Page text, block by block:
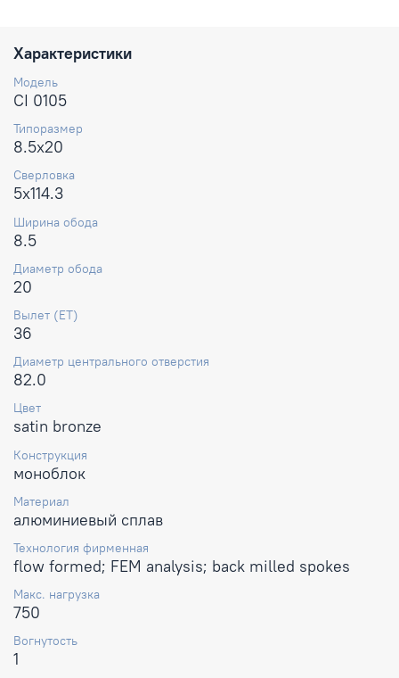
Характеристики
Модель
CI 0105
Типоразмер
8.5x20
Сверловка
5x114.3
Ширина обода
8.5
Диаметр обода
20
Вылет (ET)
36
Диаметр центрального отверстия
82.0
Цвет
satin bronze
Конструкция
моноблок
Материал
алюминиевый сплав
Технология фирменная
flow formed; FEM analysis; back milled spokes
Макс. нагрузка
750
Вогнутость
1